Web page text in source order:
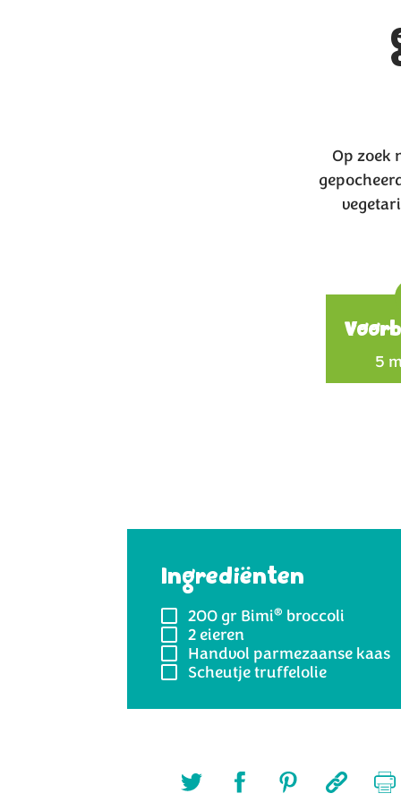
Op zoek
5
Ingrediënten
200 gr Bimi® broccoli
2 eieren
Handvol parmezaanse kaas
Scheutjetruffelolie